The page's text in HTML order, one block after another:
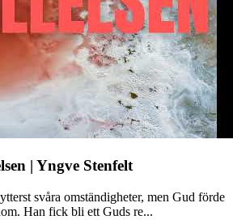
| Yngve Stenfelt
svåra omständigheter, men Gud förde
Han fick bli ett Guds re...